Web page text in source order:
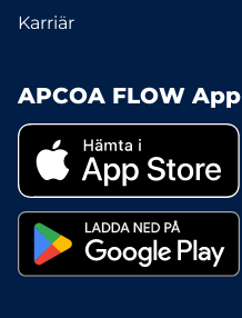
Karriär
APCOA FLOW App